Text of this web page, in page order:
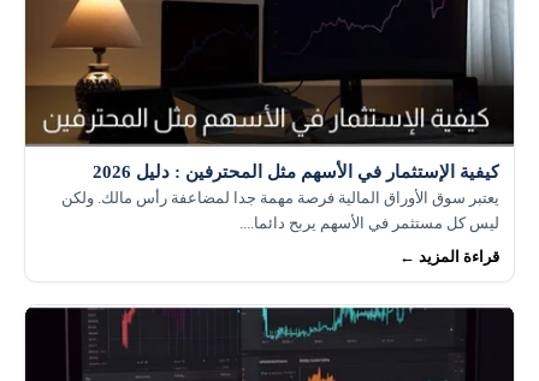
كيفية الإستثمار في الأسهم مثل المحترفين : دليل 2026
يعتبر سوق الأوراق المالية فرصة مهمة جدا لمضاعفة رأس مالك. ولكن
ليس كل مستثمر في الأسهم يربح دائما....
قراءة المزيد ←